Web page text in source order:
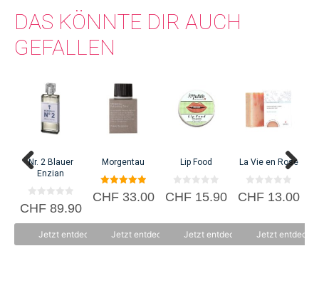
DAS KÖNNTE DIR AUCH
GEFALLEN
Nr. 2 Blauer
Enzian
0
v
CHF89.90
Jetzt entdecken
Morgentau
5.00
von 5
CHF33.00
Jetzt entdecken
Lip Food
0
v
CHF15.90
Jetzt entdecken
La Vie en Rose
0
v
CHF13.00
Jetzt